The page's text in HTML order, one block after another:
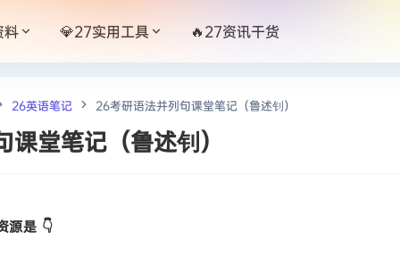
料 💎27实用工具 🔥27资讯干货
26英语笔记 26考研语法并列句课堂笔记（鲁述钊）
堂笔记（鲁述钊）
源是 👇